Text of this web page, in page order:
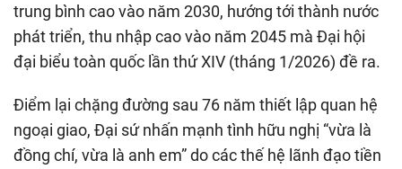
trung bình cao vào năm 2030, hướng tới thành nước
phát triển, thu nhập cao vào năm 2045 mà Đại hội
đại biểu toàn quốc lần thứ XIV (tháng 1/2026) đề ra.
Điểm lại chặng đường sau 76 năm thiết lập quan hệ
ngoại giao, Đại sứ nhấn mạnh tình hữu nghị “vừa là
đồng chí, vừa là anh em” do các thế hệ lãnh đạo tiền